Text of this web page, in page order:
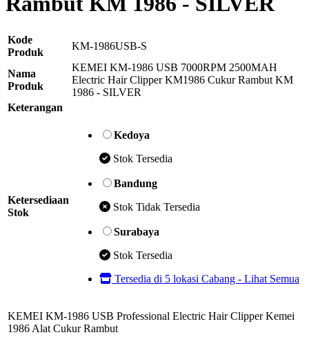
Kode
Produk
KM-1986USB-S
Nama
Produk
KEMEI KM-1986 USB 7000RPM 2500MAH
Electric Hair Clipper KM1986 Cukur Rambut KM
1986 - SILVER
Keterangan
Ketersediaan
Stok
Kedoya
Stok Tersedia
Bandung
Stok Tidak Tersedia
Surabaya
Stok Tersedia
Tersedia di 5 lokasi Cabang - Lihat Semua
KEMEI KM-1986 USB Professional Electric Hair Clipper Kemei
1986 Alat Cukur Rambut